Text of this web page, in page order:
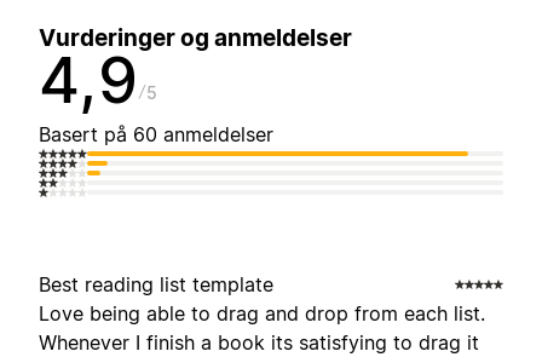
Vurderinger og anmeldelser
4,9 5
Basert på 60 anmeldelser
Best reading list template
Love being able to drag and drop from each list.
Whenever I finish a book its satisfying to drag it